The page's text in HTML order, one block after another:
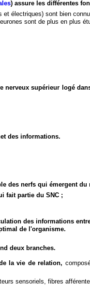
) assure les différentes
électriques) sont bien
sont de plus en plus
nerveux supérieur logé
des informations.
des nerfs qui émergent du
fait partie du SNC ;
des informations
de l'organisme.
deux branches.
la vie de relation,
sensoriels, fibres